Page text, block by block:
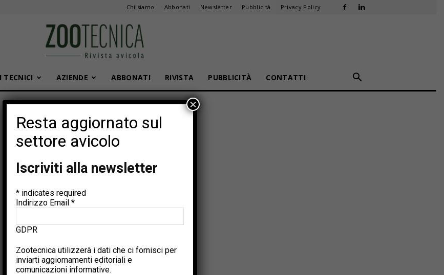
Chi siamo Abbonati Newsletter Pubblicità Privacy Policy
TECNICI AZIENDE ABBONATI RIVISTA PUBBLICITÀ CONTATTI
Veronafiere: Fieragricola posticipata
a inizio marzo
Gennaio 4, 2022
Resta aggiornato sul
settore avicolo
Iscriviti alla newsletter
* indicates required
Indirizzo Email *
GDPR
Zootecnica utilizzerà i dati che ci fornisci per
inviarti aggiornamenti editoriali e
comunicazioni informative.
×